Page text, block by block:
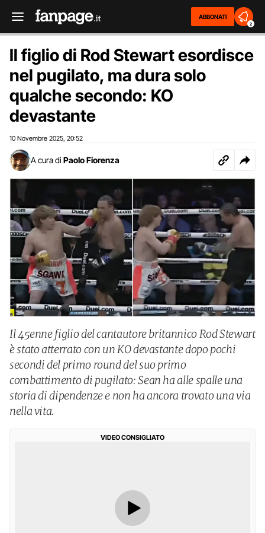
ABBONATI
2
Il figlio di Rod Stewart esordisce
nel pugilato, ma dura solo
qualche secondo: KO
devastante
10 Novembre 2025 20:52
A cura di Paolo Fiorenza
Il 45enne figlio del cantautore britannico Rod Stewart
è stato atterrato con un KO devastante dopo pochi
secondi del primo round del suo primo
combattimento di pugilato: Sean ha alle spalle una
storia di dipendenze e non ha ancora trovato una via
nella vita.
VIDEO CONSIGLIATO